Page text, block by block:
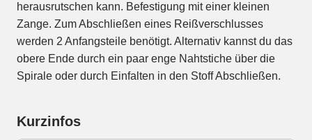
herausrutschen kann. Befestigung mit einer kleinen
Zange. Zum Abschließen eines Reißverschlusses
werden 2 Anfangsteile benötigt. Alternativ kannst du das
obere Ende durch ein paar enge Nahtstiche über die
Spirale oder durch Einfalten in den Stoff Abschließen.
Kurzinfos